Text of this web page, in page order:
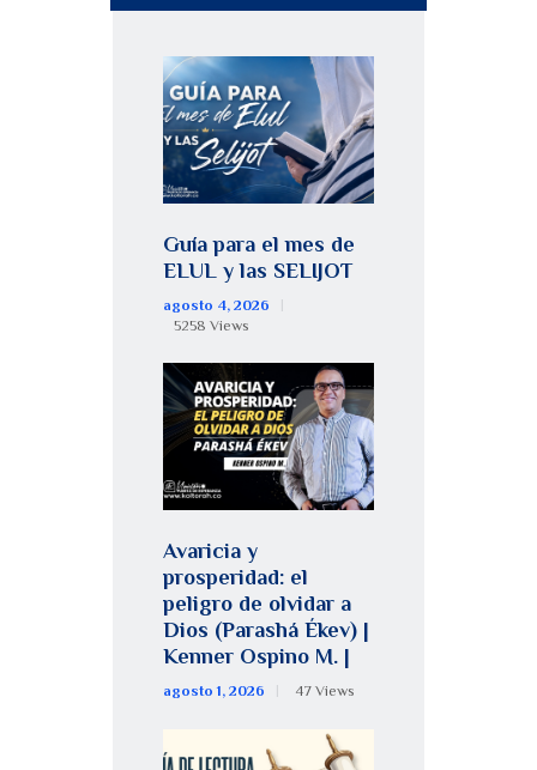
Guía para el mes de
ELUL y las SELIJOT
agosto 4, 2026
5258 Views
Avaricia y
prosperidad: el
peligro de olvidar a
Dios (Parashá Ékev) |
Kenner Ospino M. |
agosto 1, 2026 47 Views